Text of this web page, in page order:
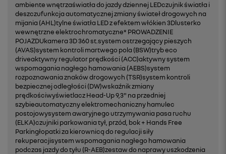
ambiente wnętrzaświatła do jazdy dziennej LEDczujnik światła i
deszczufunkcja automatycznej zmiany świateł drogowych na
mijania (AHL)tylne światła LED z efektem włókien 3Dlusterko
wewnętrzne elektrochromatyczne* PROWADZENIE
POJAZDUkamera 3D 360 st.system ostrzegający pieszych
(AVAS)system kontroli martwego pola (BSW)tryb eco
driveaktywny regulator prędkości (ACC)aktywny system
wspomagania nagłego hamowania (AEBS)system
rozpoznawania znaków drogowych (TSR)system kontroli
bezpiecznej odległości (DW)wskaźnik zmiany
prędkościwyświetlacz Head-Up 9,3" na przedniej
szybieautomatyczny elektromechaniczny hamulec
postojowysystem awaryjnego utrzymywania pasa ruchu
(ELKA)czujniki parkowania tył, przód, bok + Hands Free
Parkingłopatki za kierownicą do regulacji siły
rekuperacjisystem wspomagania nagłego hamowania
podczas jazdy do tyłu (R-AEB)zestaw do naprawy uszkodzenia